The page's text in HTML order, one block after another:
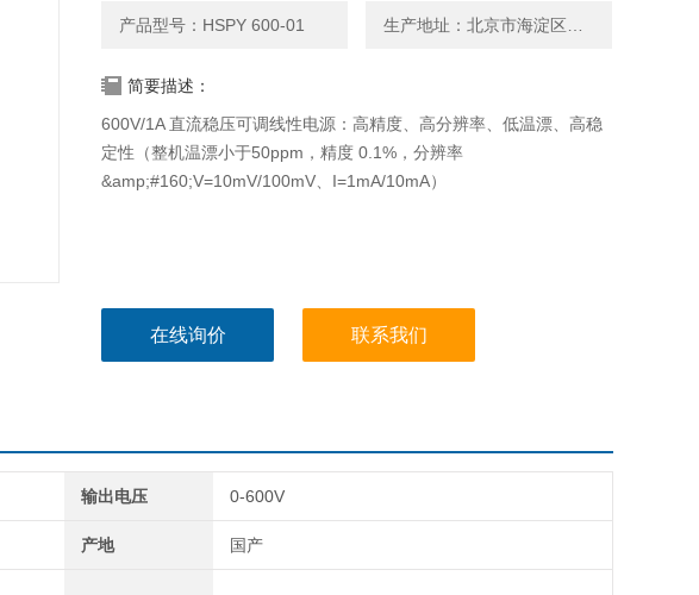
产品型号：HSPY 600-01
简要描述：
600V/1A 直流稳压可调线性电源：高精度、高分辨率、低温漂、高稳
定性（整机温漂小于50ppm，精度 0.1%，分辨率
&amp;#160;V=10mV/100mV、I=1mA/10mA）
在线询价 联系我们
输出电压 0-600V
产地 国产